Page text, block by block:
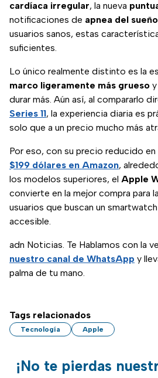
cardíaca irregular, la nueva
notificaciones de apnea del sueño
usuarios sanos, estas
suficientes.
Lo único realmente distinto es la
marco ligeramente más grueso
durar más. Aún así, al compararlo
Series 11, la experiencia diaria es
solo que a un precio mucho más
Por eso, con su precio reducido
$199 dólares en Amazon,
los modelos superiores, el Apple
convierte en la mejor compra para
usuarios que buscan un
accesible.
adn Noticias. Te Hablamos con la
nuestro canal de WhatsApp y
palma de tu mano.
Tags relacionados
Tecnología Apple
¡No te pierdas